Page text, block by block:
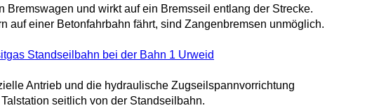
und wirkt auf ein Bremsseil entlang der Strecke.
auf einer Betonfahrbahn fährt, sind Zangenbremsen unmöglich.
Standseilbahn bei der Bahn 1 Urweid
Antrieb und die hydraulische Zugseilspannvorrichtung
seitlich von der Standseilbahn.